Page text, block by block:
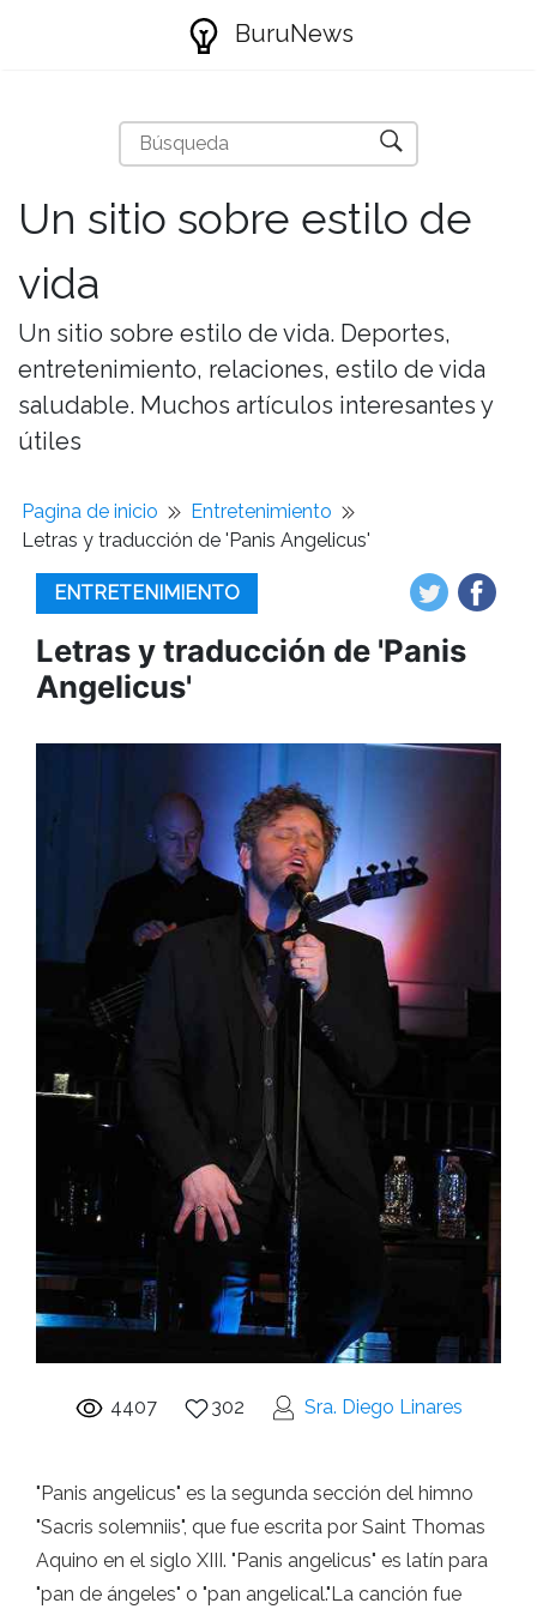
BuruNews
Un sitio sobre estilo de
vida
Un sitio sobre estilo de vida. Deportes,
entretenimiento, relaciones, estilo de vida
saludable. Muchos artículos interesantes y
útiles
Pagina de inicio
Entretenimiento
Letras y traducción de 'Panis Angelicus'
ENTRETENIMIENTO
Letras y traducción de 'Panis
Angelicus'
4407 302 Sra. Diego Linares
"Panis angelicus" es la segunda sección del himno
"Sacris solemniis", que fue escrita por Saint Thomas
Aquino en el siglo XIII. "Panis angelicus" es latín para
"pan de ángeles" o "pan angelical."La canción fue